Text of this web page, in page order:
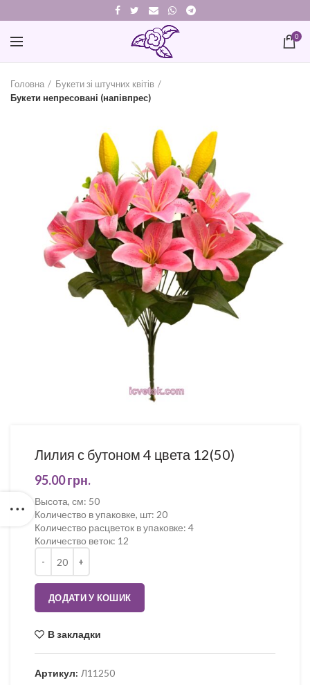
0
Головна
Букети зі штучних квітів
Букети непресовані (напівпрес)
Лилия с бутоном 4 цвета 12(50)
95.00грн.
Высота, см: 50
Количество в упаковке, шт: 20
Количество расцветок в упаковке: 4
Количество веток: 12
ДОДАТИ У КОШИК
В закладки
Артикул: Л11250